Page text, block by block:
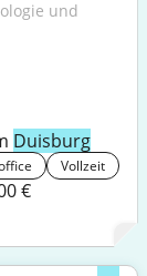
und
Duisburg
Vollzeit
€